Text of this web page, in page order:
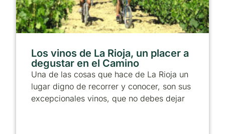
Los vinos de La Rioja, un placer a
degustar en el Camino
Una de las cosas que hace de La Rioja un
lugar digno de recorrer y conocer, son sus
excepcionales vinos, que no debes dejar